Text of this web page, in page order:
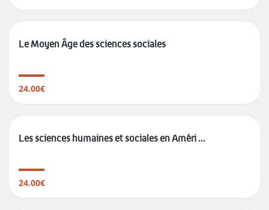
Le Moyen Âge des sciences sociales
24.00€
Les sciences ­humaines et ­sociales en ­Améri ...
24.00€